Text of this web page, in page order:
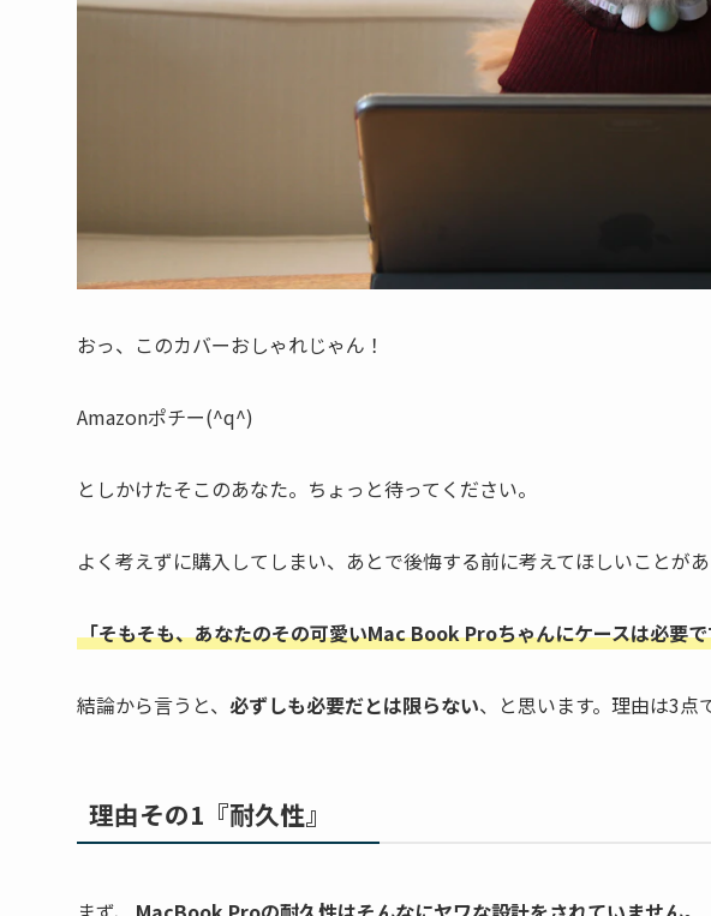
おっ、このカバーおしゃれじゃん！
Amazonポチー(^q^)
としかけたそこのあなた。ちょっと待ってください。
よく考えずに購入してしまい、あとで後悔する前に考えてほしいことがあ
「そもそも、あなたのその可愛いMac Book Proちゃんにケースは必要
結論から言うと、 必ずしも必要だとは限らない、と思います。理由は3点
理由その1『耐久性』